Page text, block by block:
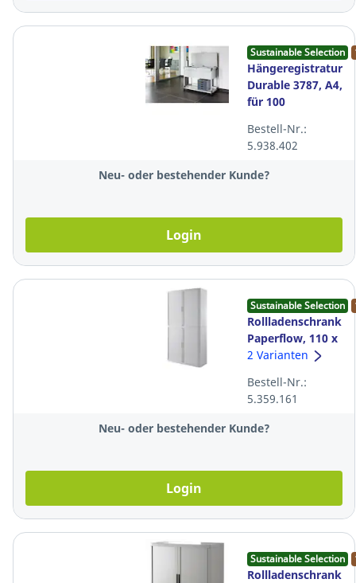
Sustainable Selection
Durable 3787, A4,
für 100
leer, grau
Bestell-Nr.:
5.938.402
Neu- oder bestehender Kunde?
Login
Sustainable Selection
Rollladenschrank
Paperflow, 110 x
41,5 x 204 cm
weiss/weiss
2 Varianten
Bestell-Nr.:
5.359.161
Neu- oder bestehender Kunde?
Login
Sustainable Selection
Rollladenschrank